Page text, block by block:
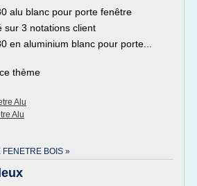
alu blanc pour porte fenêtre
sur 3 notations client
en aluminium blanc pour porte...
thème
Alu
Alu
FENETRE BOIS »